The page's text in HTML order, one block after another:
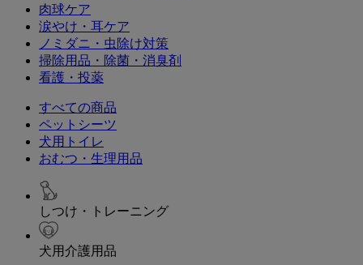
肉球ケア
涙やけ・耳ケア
ノミダニ・虫除け対策
掃除用品・除菌・消臭剤
看護・投薬
すべての商品
ペットシーツ
犬用トイレ
おむつ・生理用品
しつけ・トレーニング
犬用介護用品